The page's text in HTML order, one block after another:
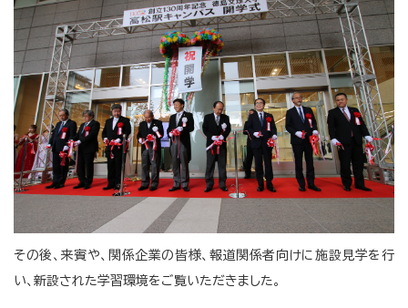
その後、来賓や、関係企業の皆様、報道関係者向けに施設見学を行
い、新設された学習環境をご覧いただきました。